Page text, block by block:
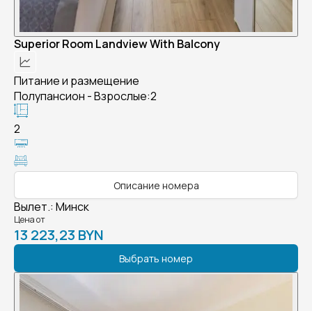
Superior Room Landview With Balcony
Питание и размещение
Полупансион - Взрослые:2
2
Описание номера
Вылет.: Минск
Цена от
13 223,23 BYN
Выбрать номер